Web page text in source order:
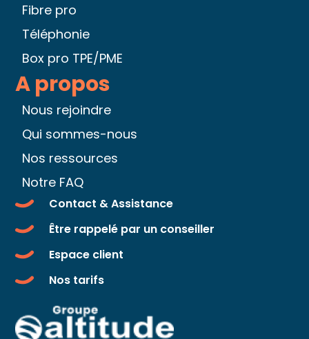
A propos
Nous rejoindre
Qui sommes-nous
Nos ressources
Notre FAQ
Fibre pro
Téléphonie
Box pro TPE/PME
Contact & Assistance
Être rappelé par un conseiller
Espace client
Nos tarifs